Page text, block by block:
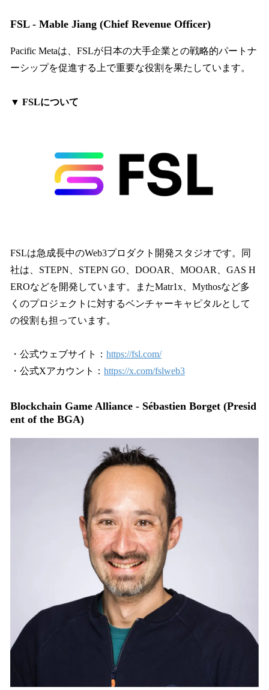
FSL - Mable Jiang (Chief Revenue Officer)
Pacific Metaは、FSLが日本の大手企業との戦略的パートナ
ーシップを促進する上で重要な役割を果たしています。
▼ FSLについて
FSLは急成長中のWeb3プロダクト開発スタジオです。同
社は、STEPN、STEPN GO、DOOAR、MOOAR、GAS H
EROなどを開発しています。またMatr1x、Mythosなど多
くのプロジェクトに対するベンチャーキャピタルとして
の役割も担っています。
・公式ウェブサイト： https://fsl.com/
・公式Xアカウント： https://x.com/fslweb3
Blockchain Game Alliance - Sébastien Borget (Presid
ent of the BGA)